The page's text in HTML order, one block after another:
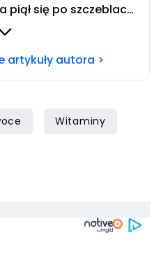
piął się po szczeblach
w serwisach
rok dbał o serwis
i pisaniem o
artykuły autora >
Witaminy